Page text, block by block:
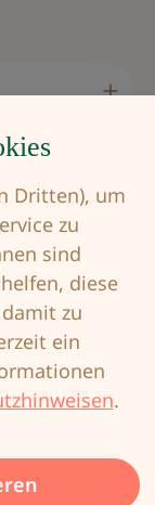
aufgrund
Dritten), um
zu
sind
diese
zu
ein
.